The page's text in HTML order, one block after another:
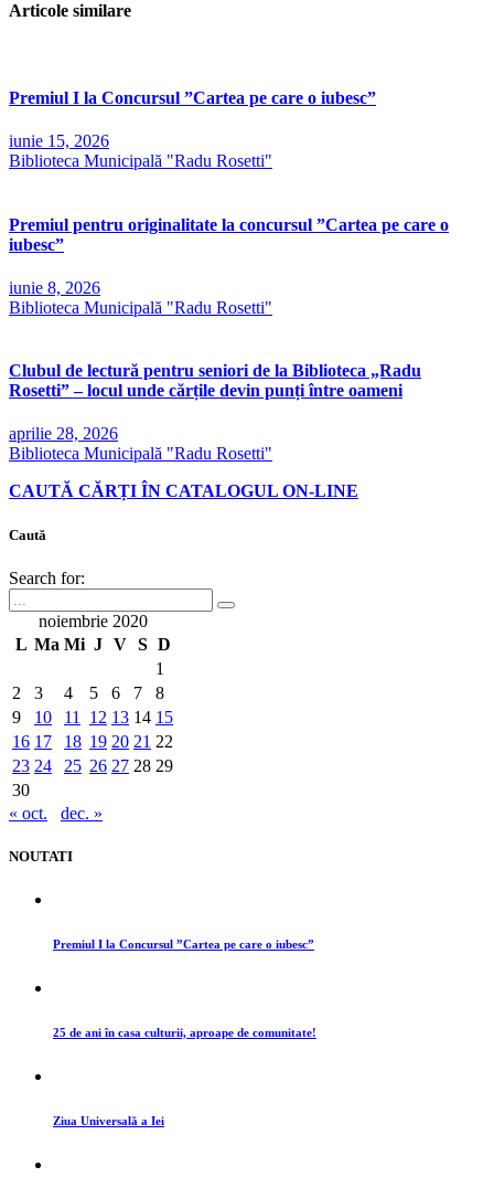
Articole similare
Premiul I la Concursul ”Cartea pe care o iubesc”
iunie 15, 2026
Biblioteca Municipală "Radu Rosetti"
Premiul pentru originalitate la concursul ”Cartea pe care o
iubesc”
iunie 8, 2026
Biblioteca Municipală "Radu Rosetti"
Clubul de lectură pentru seniori de la Biblioteca „Radu
Rosetti” – locul unde cărțile devin punți între oameni
aprilie 28, 2026
Biblioteca Municipală "Radu Rosetti"
CAUTĂ CĂRȚI ÎN CATALOGUL ON-LINE
Caută
Search for:
noiembrie 2020
L Ma Mi J V S D
1
2
3 4 5 6 7
8
9
10 11 12 13 14 15
16 17 18 19 20 21 22
23 24 25 26 27 28 29
30
« oct.
dec. »
NOUTATI
Premiul I la Concursul ”Cartea pe care o iubesc”
25 de ani în casa culturii, aproape de comunitate!
Ziua Universală a Iei